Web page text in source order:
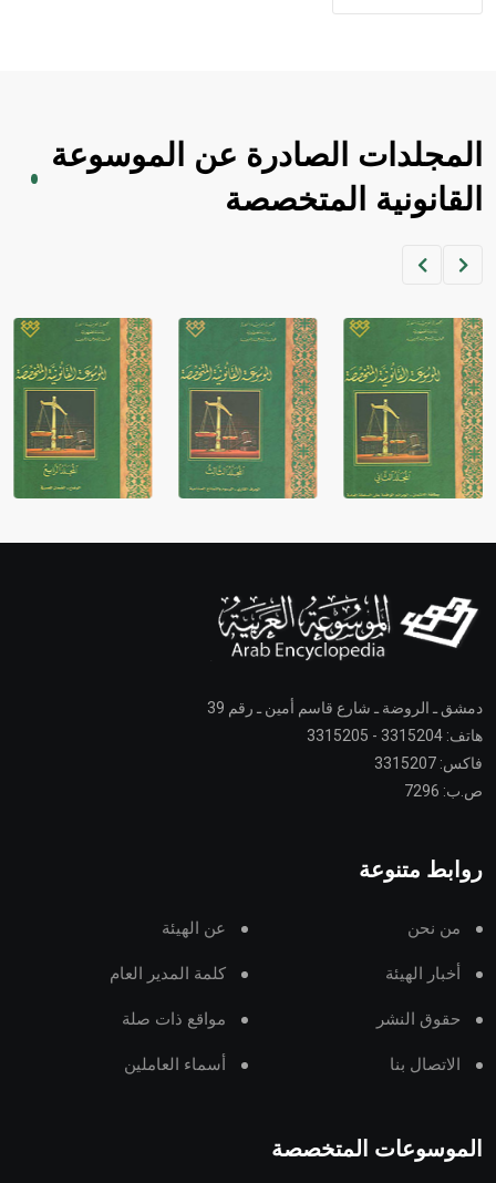
المجلدات الصادرة عن الموسوعة
القانونية المتخصصة
دمشق ـ الروضة ـ شارع قاسم أمين ـ رقم 39
هاتف: 3315204 - 3315205
فاكس: 3315207
ص.ب: 7296
روابط متنوعة
من نحن عن الهيئة
أخبار الهيئة كلمة المدير العام
حقوق النشر مواقع ذات صلة
الاتصال بنا أسماء العاملين
الموسوعات المتخصصة